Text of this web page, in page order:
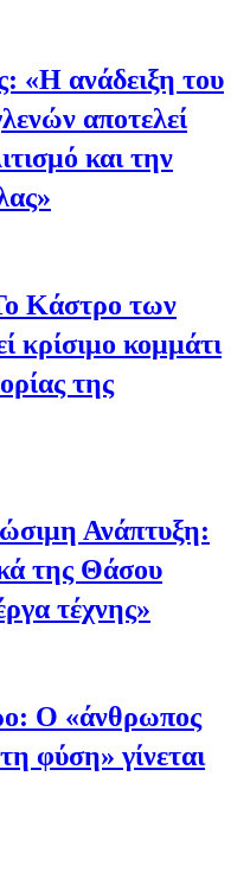
«Η ανάδειξη του
αποτελεί
και την
Κάστρο των
κρίσιμο κομμάτι
της
Ανάπτυξη:
της Θάσου
τέχνης»
Ο «άνθρωπος
φύση» γίνεται